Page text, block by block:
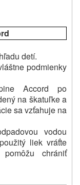
detí.
podmienky
Accord po
na škatuľke a
sa vzťahuje na
vodou
liek vráťte
chrániť